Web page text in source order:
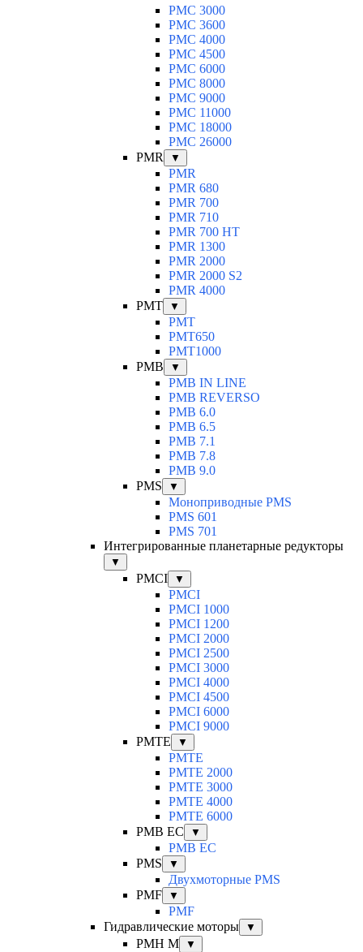
PMC 3000
PMC 3600
PMC 4000
PMC 4500
PMC 6000
PMC 8000
PMC 9000
PMC 11000
PMC 18000
PMC 26000
PMR
▼
PMR
PMR 680
PMR 700
PMR 710
PMR 700 HT
PMR 1300
PMR 2000
PMR 2000 S2
PMR 4000
PMT
▼
PMT
PMT650
PMT1000
PMB
▼
PMB IN LINE
PMB REVERSO
PMB 6.0
PMB 6.5
PMB 7.1
PMB 7.8
PMB 9.0
PMS
▼
Моноприводные PMS
PMS 601
PMS 701
Интегрированные планетарные редукторы
▼
PMCI ▼
PMCI
PMCI 1000
PMCI 1200
PMCI 2000
PMCI 2500
PMCI 3000
PMCI 4000
PMCI 4500
PMCI 6000
PMCI 9000
PMTE
▼
PMTE
PMTE 2000
PMTE 3000
PMTE 4000
PMTE 6000
PMB EC
▼
PMB EC
PMS
▼
Двухмоторные PMS
PMF
▼
PMF
Гидравлические моторы
▼
PMH M ▼